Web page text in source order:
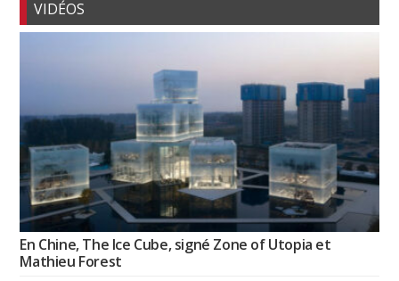
VIDÉOS
En Chine, The Ice Cube, signé Zone of Utopia et
Mathieu Forest